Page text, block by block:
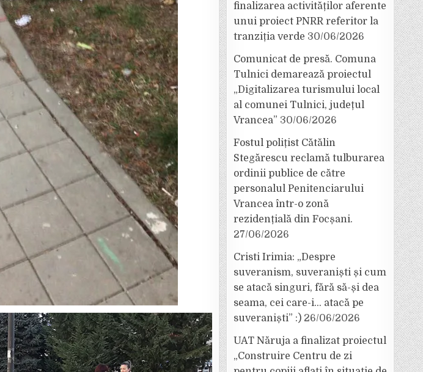
finalizarea activităților aferente
unui proiect PNRR referitor la
tranziția verde 30/06/2026
Comunicat de presă. Comuna
Tulnici demarează proiectul
„Digitalizarea turismului local
al comunei Tulnici, județul
Vrancea” 30/06/2026
Fostul polițist Cătălin
Stegărescu reclamă tulburarea
ordinii publice de către
personalul Penitenciarului
Vrancea într-o zonă
rezidențială din Focșani.
27/06/2026
Cristi Irimia: „Despre
suveranism, suveraniști și cum
se atacă singuri, fără să-și dea
seama, cei care-i… atacă pe
suveraniști” :) 26/06/2026
UAT Năruja a finalizat proiectul
„Construire Centru de zi